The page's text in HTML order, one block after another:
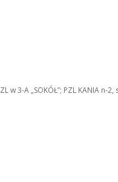
w 3-A „SOKÓŁ”; PZL KANIA